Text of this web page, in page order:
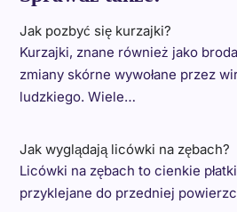
Jak pozbyć się kurzajki?
Kurzajki, znane również jako
zmiany skórne wywołane przez
ludzkiego. Wiele…
Jak wyglądają licówki na zębach?
Licówki na zębach to cienkie
przyklejane do przedniej